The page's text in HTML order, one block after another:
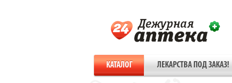
КАТАЛОГ ЛЕКАРСТВА ПОД ЗАКАЗ!